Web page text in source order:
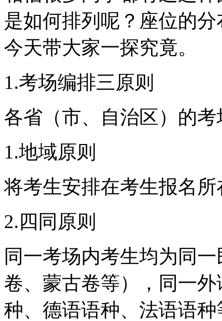
是如何排列呢？座位的
今天带大家一探究竟。
1.考场编排三原则
各省（市、自治区）的
1.地域原则
将考生安排在考生报名
2.四同原则
同一考场内考生均为同
卷、蒙古卷等），同一
种、德语语种、法语语